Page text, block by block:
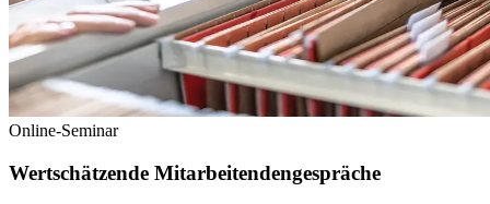
Online-Seminar
Wertschätzende Mitarbeitendengespräche